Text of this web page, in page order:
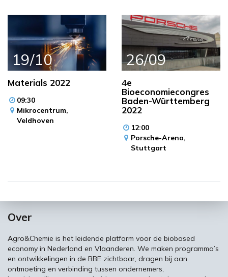
19/10
Materials 2022
09:30
Mikrocentrum,
Veldhoven
26/09
4e
Bioeconomiecongres
Baden-Württemberg
2022
12:00
Porsche-Arena,
Stuttgart
Over
Agro&Chemie is het leidende platform voor de biobased
economy in Nederland en Vlaanderen. We maken programma’s
en ontwikkelingen in de BBE zichtbaar, dragen bij aan
ontmoeting en verbinding tussen ondernemers,